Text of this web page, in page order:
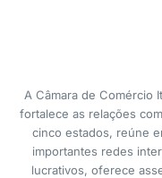
A Câmara de Comércio
fortalece as relações
cinco estados, reúne
importantes redes
lucrativos, oferece